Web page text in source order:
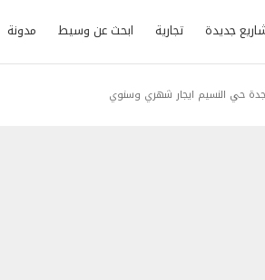
جديدة تجارية ابحث عن وسيط مدونة
جدة حي النسيم ايجار شهري وسنوي